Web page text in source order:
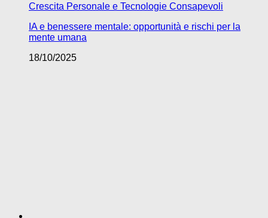
Crescita Personale e Tecnologie Consapevoli
IA e benessere mentale: opportunità e rischi per la
mente umana
18/10/2025